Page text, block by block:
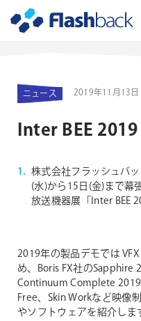
ニュース 2019年11月13日
Inter BEE
株式会社フラッシュバ
(水)から15日(金)まで幕
放送機器展「Inter BEE
2019年の製品デモでは
め、Boris FX社のSapphire
Continuum Complete
Free、Skin Workなど映像
やソフトウェアを紹介しま